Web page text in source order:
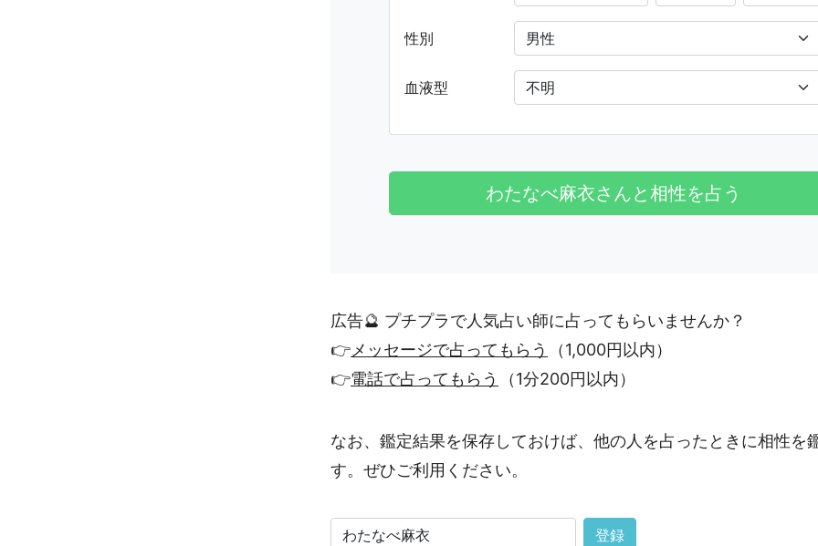
性別
血液型
広告🔮 プチプラで人気占い師に占ってもらいませんか？
👉メッセージで占ってもらう
（1,000円以内）
👉電話で占ってもらう （1分200円以内）
なお、鑑定結果を保存しておけば、他の人を占ったときに相性を
す。ぜひご利用ください。
登録